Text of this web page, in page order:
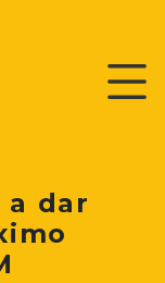
a dar